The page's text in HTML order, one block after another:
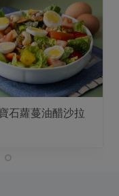
石蘿蔓油醋沙拉